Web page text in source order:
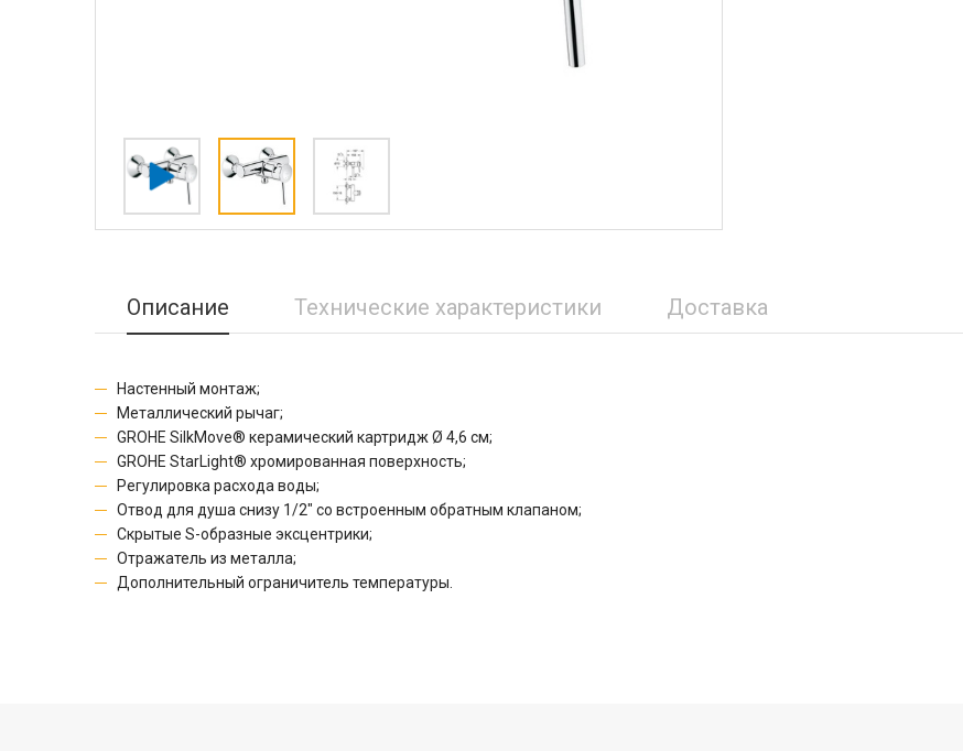
Описание Технические характеристики Доставка
Настенный монтаж;
Металлический рычаг;
GROHE SilkMove® керамический картридж Ø 4,6 см;
GROHE StarLight® хромированная поверхность;
Регулировка расхода воды;
Отвод для душа снизу 1/2" со встроенным обратным клапаном;
Скрытые S-образные эксцентрики;
Отражатель из металла;
Дополнительный ограничитель температуры.